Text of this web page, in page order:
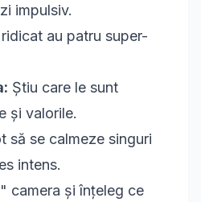
impulsiv.
au patru super-
Știu care le sunt
și valorile.
să se calmeze singuri
intens.
camera și înțeleg ce